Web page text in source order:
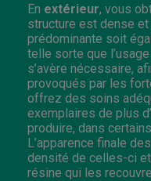
En extérieur, vous
structure est dense
prédominante soit
telle sorte que
s’avère nécessaire,
provoqués par les
offrez des soins
exemplaires de plus d’
produire, dans
L’apparence finale
densité de celles-ci
résine qui les